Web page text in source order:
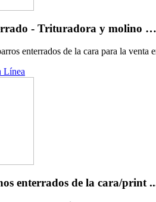
- Trituradora y molino …
enterrados de la cara para la
Línea
enterrados de la cara/print